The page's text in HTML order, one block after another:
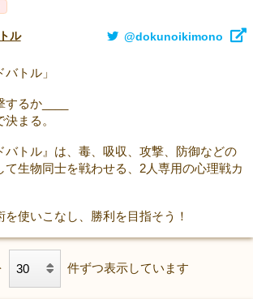
ル @dokunoikimono
トル」
るか____
まる。
バトル』は、毒、吸収、攻撃、防御などの
て生物同士を戦わせる、2人専用の心理戦カ
使いこなし、勝利を目指そう！
件ずつ表示しています